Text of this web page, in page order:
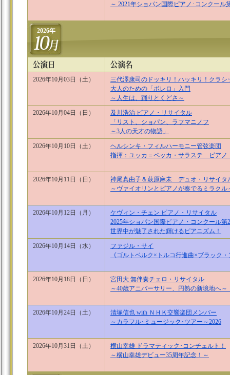
～ 2021年ショパン国際ピアノ･コンクール
2026年
2026年10月03日（土）
三代澤康司のドッキリ！ハッキリ！クラシ
大人のための「ボレロ」入門
～人生は、踊りとくどさ～
2026年10月04日（日）
及川浩治 ピアノ・リサイタル
「リスト、ショパン、ラフマニノフ
～3人の天才の物語」
2026年10月10日（土）
ヘルシンキ・フィルハーモニー管弦楽団
指揮：ユッカ＝ペッカ・サラステ
2026年10月11日（日）
神尾真由子＆萩原麻未 デュオ・リサイタ
～ヴァイオリンとピアノが奏でるミラクル
2026年10月12日（月）
ケヴィン・チェン ピアノ・リサイタル
2025年ショパン国際ピアノ・コンクール第
世界中が魅了された輝けるピアニズム！
2026年10月14日（水）
ファジル・サイ
《ゴルトベルク×トルコ行進曲×ブラック
2026年10月18日（日）
宮田大 無伴奏チェロ・リサイタル
～40歳アニバーサリー、円熟の新境地
2026年10月24日（土）
清塚信也 with ＮＨＫ交響楽団メンバー
～カラフル･ミュージック･ツアー～2026
2026年10月31日（土）
横山幸雄 ドラマティック･コンチェルト！
～横山幸雄デビュー35周年記念！～